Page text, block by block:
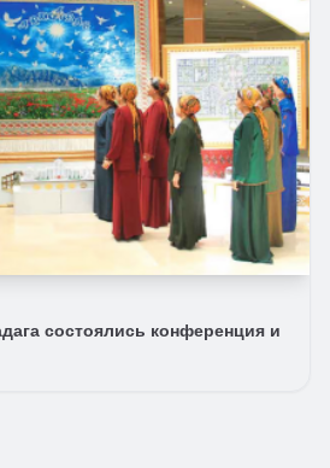
состоялись конференция и